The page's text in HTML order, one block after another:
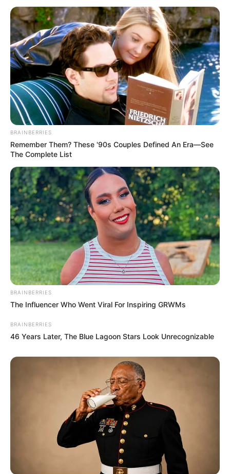
BRAINBERRIES
Remember Them? These '90s Couples Defined An Era—See
The Complete List
BRAINBERRIES
The Influencer Who Went Viral For Inspiring GRWMs
BRAINBERRIES
46 Years Later, The Blue Lagoon Stars Look Unrecognizable